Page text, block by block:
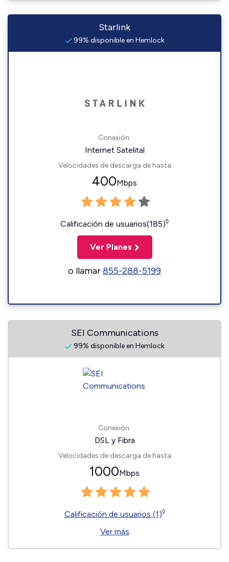
Starlink
99% disponible en Hemlock
Conexión:
Internet Satelital
Velocidades de descarga de hasta
400Mbps
Calificación de usuarios(185)◊
Ver Planes
o llamar855-288-5199
SEI Communications
99% disponible en Hemlock
Conexión:
DSL y Fibra
Velocidades de descarga de hasta
1000Mbps
Calificación de usuarios (1)◊
Ver más